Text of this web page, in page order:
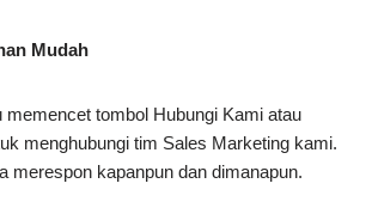
Mudah
memencet tombol Hubungi Kami atau
menghubungi tim Sales Marketing kami.
merespon kapanpun dan dimanapun.